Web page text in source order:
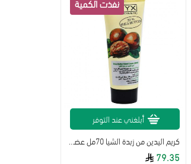
79.35
أبلغني عند التوفر